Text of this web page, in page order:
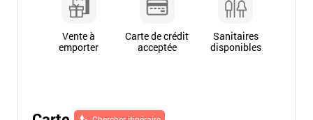
Vente à
emporter
Carte de crédit
acceptée
Sanitaires
disponibles